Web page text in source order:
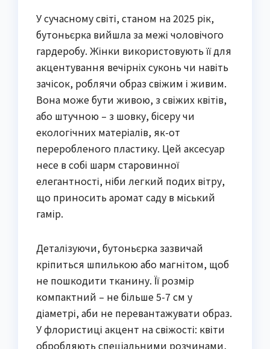
У сучасному світі, станом на 2025 рік,
бутоньєрка вийшла за межі чоловічого
гардеробу. Жінки використовують її для
акцентування вечірніх суконь чи навіть
зачісок, роблячи образ свіжим і живим.
Вона може бути живою, з свіжих квітів,
або штучною – з шовку, бісеру чи
екологічних матеріалів, як-от
переробленого пластику. Цей аксесуар
несе в собі шарм старовинної
елегантності, ніби легкий подих вітру,
що приносить аромат саду в міський
гамір.
Деталізуючи, бутоньєрка зазвичай
кріпиться шпилькою або магнітом, щоб
не пошкодити тканину. Її розмір
компактний – не більше 5-7 см у
діаметрі, аби не перевантажувати образ.
У флористиці акцент на свіжості: квіти
обробляють спеціальними розчинами,